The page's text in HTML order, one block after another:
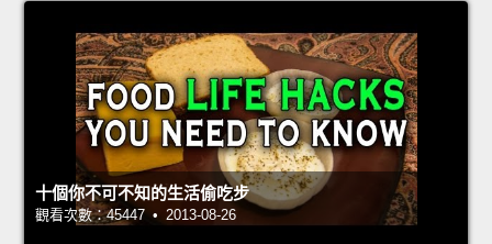
十個你不可不知的生活偷吃步
觀看次數：45447 • 2013-08-26